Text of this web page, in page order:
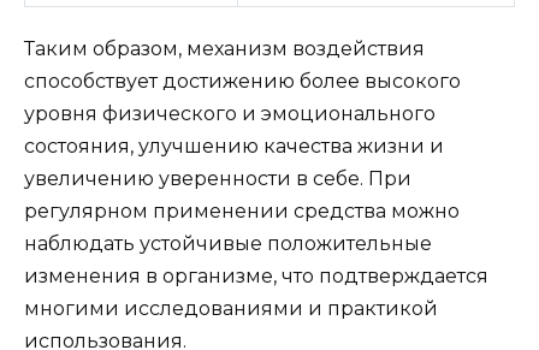
Таким образом, механизм воздействия
способствует достижению более высокого
уровня физического и эмоционального
состояния, улучшению качества жизни и
увеличению уверенности в себе. При
регулярном применении средства можно
наблюдать устойчивые положительные
изменения в организме, что подтверждается
многими исследованиями и практикой
использования.